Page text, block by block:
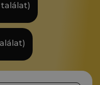
találat)